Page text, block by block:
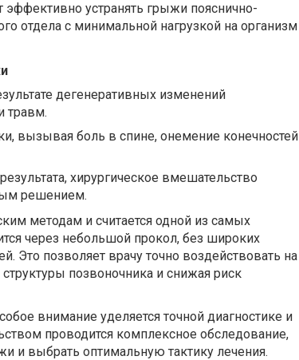
эффективно устранять грыжи пояснично-
отдела с минимальной нагрузкой на организм
дегенеративных изменений
травм.
вызывая боль в спине, онемение конечностей
хирургическое вмешательство
решением.
методам и считается одной из самых
через небольшой прокол, без широких
Это позволяет врачу точно воздействовать на
позвоночника и снижая риск
внимание уделяется точной диагностике и
проводится комплексное обследование,
и выбрать оптимальную тактику лечения.